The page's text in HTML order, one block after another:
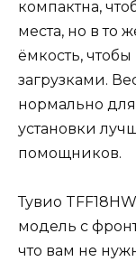
компактна,
места, но в то
ёмкость,
загрузками.
нормально для
установки
помощников.
Тувио
модель с
что вам не